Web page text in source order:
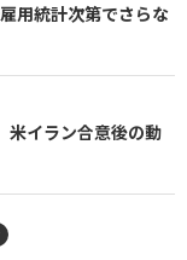
用統計次第でさらな
米イラン合意後の動